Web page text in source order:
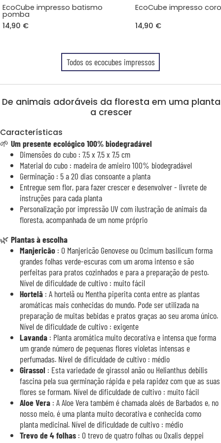
EcoCube impresso batismo
pomba
14,90 €
EcoCube impresso
14,90 €
Todos os ecocubes impressos
De animais adoráveis da floresta em uma planta
a crescer
Características
🌱 Um presente ecológico 100% biodegradável
Dimensões do cubo : 7,5 x 7,5 x 7,5 cm
Material do cubo : madeira de amieiro 100% biodegradável
Germinação : 5 a 20 dias consoante a planta
Entregue sem flor, para fazer crescer e desenvolver - livrete de
instruções para cada planta
Personalização por impressão UV com ilustração de animais da
floresta, acompanhada de um nome próprio
🌿 Plantas à escolha
Manjericão : O Manjericão Genovese ou Ocimum basilicum forma
grandes folhas verde-escuras com um aroma intenso e são
perfeitas para pratos cozinhados e para a preparação de pesto.
Nível de dificuldade de cultivo : muito fácil
Hortelã : A hortelã ou Mentha piperita conta entre as plantas
aromáticas mais conhecidas do mundo. Pode ser utilizada na
preparação de muitas bebidas e pratos graças ao seu aroma único.
Nível de dificuldade de cultivo : exigente
Lavanda : Planta aromática muito decorativa e intensa que forma
um grande número de pequenas flores violetas intensas e
perfumadas. Nível de dificuldade de cultivo : médio
Girassol : Esta variedade de girassol anão ou Helianthus debilis
fascina pela sua germinação rápida e pela rapidez com que as suas
flores se formam. Nível de dificuldade de cultivo : muito fácil
Aloe Vera : A Aloe Vera também é chamada aloés de Barbados e, no
nosso meio, é uma planta muito decorativa e conhecida como
planta medicinal. Nível de dificuldade de cultivo : médio
Trevo de 4 folhas : O trevo de quatro folhas ou Oxalis deppei